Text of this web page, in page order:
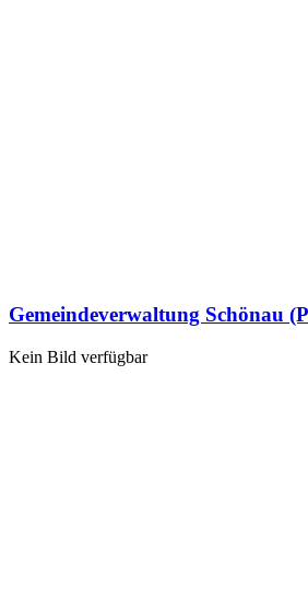
Gemeindeverwaltung Schönau
Kein Bild verfügbar